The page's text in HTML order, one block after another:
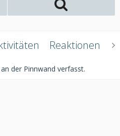
Reaktionen
der Pinnwand verfasst.